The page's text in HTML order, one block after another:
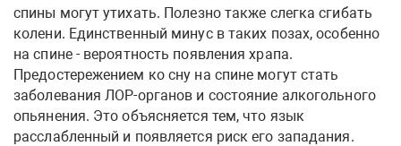
спины могут утихать. Полезно также слегка сгибать
колени. Единственный минус в таких позах, особенно
на спине - вероятность появления храпа.
Предостережением ко сну на спине могут стать
заболевания ЛОР-органов и состояние алкогольного
опьянения. Это объясняется тем, что язык
расслабленный и появляется риск его западания.